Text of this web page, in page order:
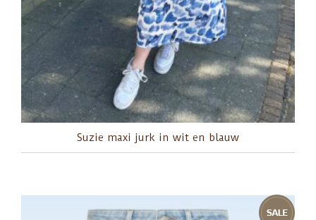
Suzie maxi jurk in wit en blauw